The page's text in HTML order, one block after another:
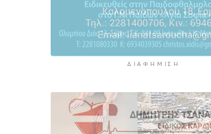
ΔΙΑΦΉΜΙΣΗ